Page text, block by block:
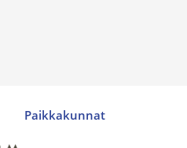
Paikkakunnat